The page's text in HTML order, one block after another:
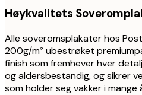
Høykvalitets
Alle soveromsplakater hos
200g/m² ubestrøket
finish som fremhever hver
og aldersbestandig, og sikrer
som holder seg vakker i mange